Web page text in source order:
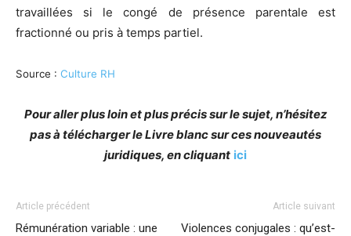
travaillées si le congé de présence parentale est
fractionné ou pris à temps partiel.
Source : Culture RH
Pour aller plus loin et plus précis sur le sujet, n’hésitez
pas à télécharger le Livre blanc sur ces nouveautés
juridiques, en cliquant ici
Article précédent
Rémunération variable : une
Article suivant
Violences conjugales : qu’est-